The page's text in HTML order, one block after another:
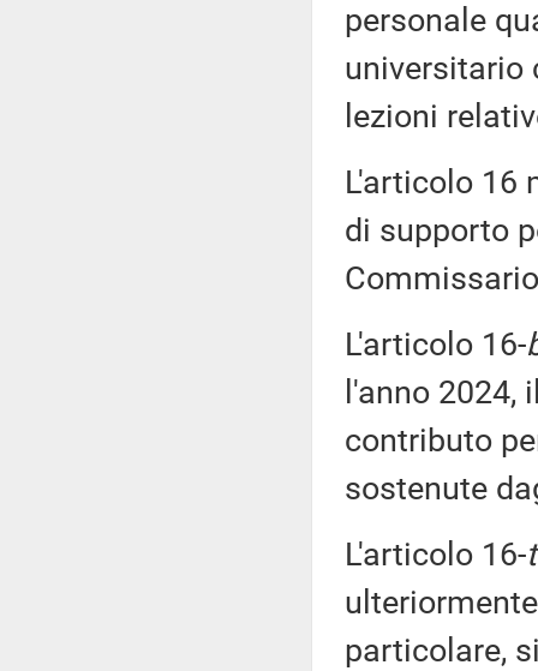
personale
universitario
lezioni
L'articolo 16
di supporto
L'articolo 16-
l'anno 2024,
contributo
sostenute
L'articolo 16-
particolare,